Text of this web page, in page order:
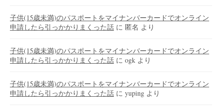
子供(15歳未満)のパスポートをマイナンバーカードでオンライン
申請したら引っかかりまくった話 に 匿名 より
子供(15歳未満)のパスポートをマイナンバーカードでオンライン
申請したら引っかかりまくった話 に ogk より
子供(15歳未満)のパスポートをマイナンバーカードでオンライン
申請したら引っかかりまくった話 に yuping より